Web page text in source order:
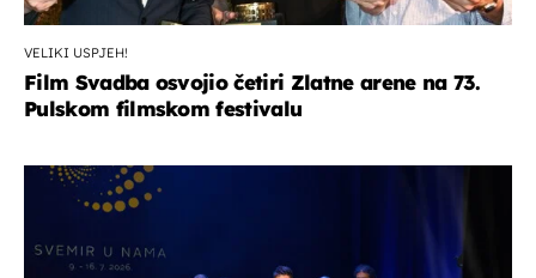
VELIKI USPJEH!
Film Svadba osvojio četiri Zlatne arene na 73.
Pulskom filmskom festivalu